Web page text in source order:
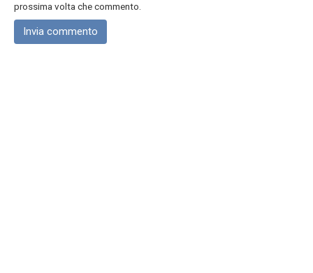
prossima volta che commento.